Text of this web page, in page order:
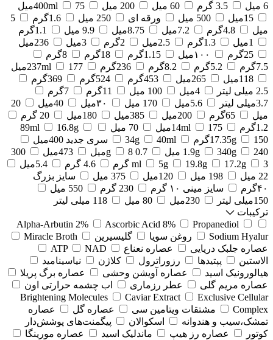
6 میل
3.5 گرم 60 میل 200 میل 400ml
75میل
15میل
500 میل ورقه ای 250 میل 1.6گرم
5
میل
4.8گرم 7.2میل 8.75میل 9.9 میل
1.1گرم
1میل
1.3گرم 2.5میل 2گرم 3میل
236میل
25گرم
۱۰۰میل 1.15گرم 18گرم
8گرم
7.5گرم
5.2گرم 8.2گرم 236گرم 237ml
177میل
118میل
265میل 453گرم 524گرم
369گرم
2.5 میلی لیتر
4میل 100 میل 11گرم
7گرم
3.7میلی لیتر
5.6میل 170 میل ۳۰میل 40میل
20
میل
65گرم 200میل 385میل 180میل
20 گرم
1.2گرم
14ml 175میل 70 میل 89ml
16.8g
17.35g
150گرم 34g 40ml
سری جدید 400میل
1.9g
340g 240 میل 0.7 g 8میل 473میل
300
ml
5g 19.8g 17.2g 3 گرم 4.6 گرم
5.4میل
22 میل
198 میل 120میل 375 میل
سایز بزرگ
۴۰گرم
سایز مینی ۱۰ گرم 230 گرم
550 میل
150میلی لیتر
230میل 80 میل
118 میلی لیتر
ترکیبات
Alpha-Arbutin 2%
Ascorbic Acid 8%
Propanediol
Sodium Hyalur
روغن سویا گلیسیرین
Miracle Broth
عصاره جلبک دریایی
عصاره نعناع ATP
NAD
الاستین
پپتیدها رزوراترول کلاژن
⁠نیاسینامید
هیالورونیک اسید
عصاره آویشن وحشی
عصاره برگ پریلا
عصاره مریم گلی
عطر رزماری
اب چشمه حرارتی اون
Brightening Molecules
Caviar Extract
Exclusive Cellular
Complex
مشتقات ویتامین سی عصاره گل
عصاره
تمشک،سیب و هندوانه
اسکوالان
پیگمنت‌های پوشش‌دار
کوتور
عصاره رز هیپ ماندلیک اسید
عصاره مورینگا